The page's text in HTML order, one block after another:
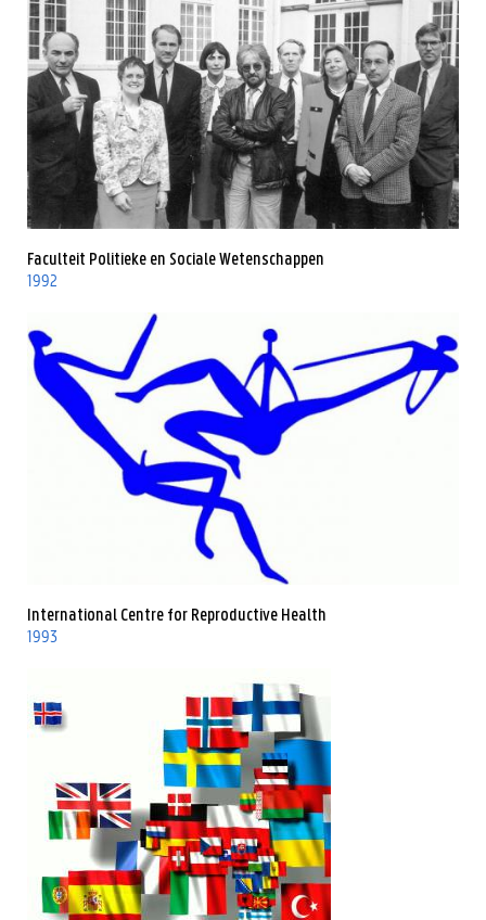
Faculteit Politieke en Sociale Wetenschappen
1992
International Centre for Reproductive Health
1993